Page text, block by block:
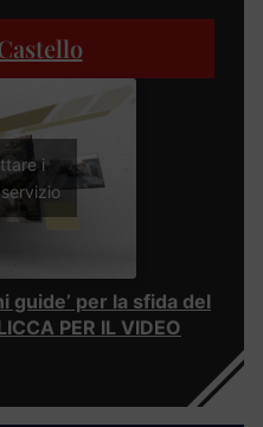
i
guide’ per la sfida del
PER IL VIDEO